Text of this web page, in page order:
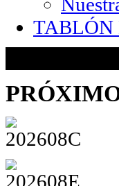
TABLÓN